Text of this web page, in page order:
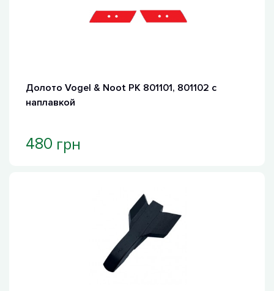
Долото Vogel & Noot PK 801101, 801102 с
наплавкой
480 грн